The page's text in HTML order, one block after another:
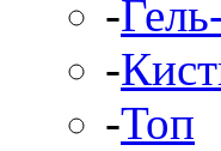
-
-
-Топ